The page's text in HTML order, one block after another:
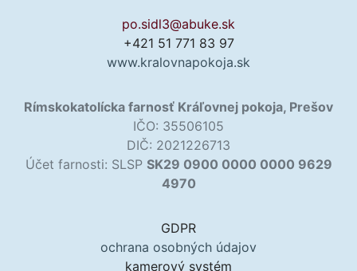
po.sidl3@abuke.sk
+421 51 771 83 97
www.kralovnapokoja.sk
Rímskokatolícka farnosť Kráľovnej pokoja, Prešov
IČO: 35506105
DIČ: 2021226713
Účet farnosti: SLSP SK29 0900 0000 0000 9629
4970
GDPR
ochrana osobných údajov
kamerový systém